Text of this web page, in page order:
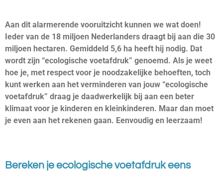
Aan dit alarmerende vooruitzicht kunnen we wat doen!
Ieder van de 18 miljoen Nederlanders draagt bij aan die 30
miljoen hectaren. Gemiddeld 5,6 ha heeft hij nodig. Dat
wordt zijn “ecologische voetafdruk” genoemd. Als je weet
hoe je, met respect voor je noodzakelijke behoeften, toch
kunt werken aan het verminderen van jouw “ecologische
voetafdruk” draag je daadwerkelijk bij aan een beter
klimaat voor je kinderen en kleinkinderen. Maar dan moet
je even aan het rekenen gaan. Eenvoudig en leerzaam!
Bereken je ecologische voetafdruk eens